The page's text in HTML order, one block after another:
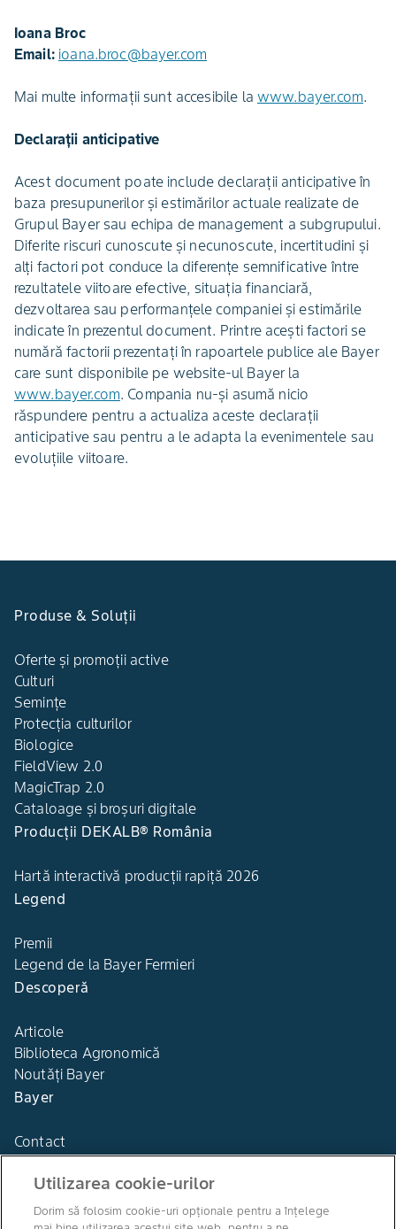
Ioana Broc
Email: ioana.broc@bayer.com
Mai multe informații sunt accesibile la www.bayer.com.
Declarații anticipative
Acest document poate include declaraţii anticipative în
baza presupunerilor şi estimărilor actuale realizate de
Grupul Bayer sau echipa de management a subgrupului.
Diferite riscuri cunoscute şi necunoscute, incertitudini şi
alţi factori pot conduce la diferenţe semnificative între
rezultatele viitoare efective, situaţia financiară,
dezvoltarea sau performanţele companiei şi estimările
indicate în prezentul document. Printre aceşti factori se
numără factorii prezentaţi în rapoartele publice ale Bayer
care sunt disponibile pe website-ul Bayer la
www.bayer.com. Compania nu-şi asumă nicio
răspundere pentru a actualiza aceste declaraţii
anticipative sau pentru a le adapta la evenimentele sau
evoluţiile viitoare.
Produse & Soluții
Oferte și promoții active
Culturi
Semințe
Protecția culturilor
Biologice
FieldView 2.0
MagicTrap 2.0
Cataloage și broșuri digitale
Producții DEKALB® România
Hartă interactivă producții rapiță 2026
Legend
Premii
Legend de la Bayer Fermieri
Descoperă
Articole
Biblioteca Agronomică
Noutăți Bayer
Bayer
Contact
Utilizarea cookie-urilor
Dorim să folosim cookie-uri opționale pentru a înțelege